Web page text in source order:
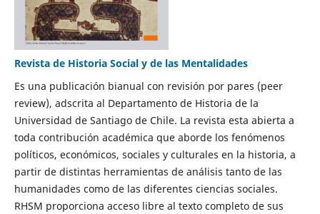
Revista de Historia Social y de las Mentalidades
Es una publicación bianual con revisión por pares (peer
review), adscrita al Departamento de Historia de la
Universidad de Santiago de Chile. La revista esta abierta a
toda contribución académica que aborde los fenómenos
políticos, económicos, sociales y culturales en la historia, a
partir de distintas herramientas de análisis tanto de las
humanidades como de las diferentes ciencias sociales.
RHSM proporciona acceso libre al texto completo de sus